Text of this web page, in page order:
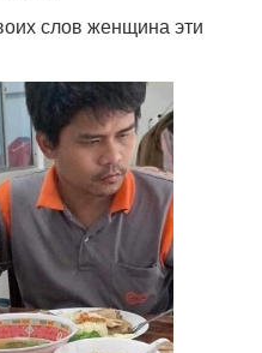
слов женщина эти